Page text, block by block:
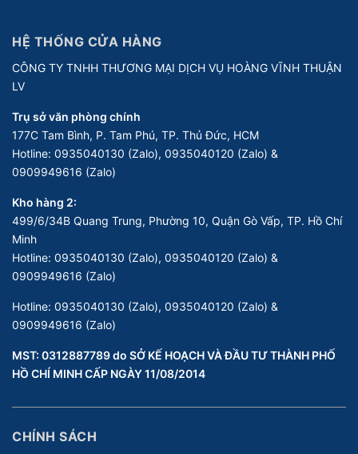
HỆ THỐNG CỬA HÀNG
CÔNG TY TNHH THƯƠNG MẠI DỊCH VỤ HOÀNG VĨNH THUẬN
LV
Trụ sở văn phòng chính
177C Tam Bình, P. Tam Phú, TP. Thủ Đức, HCM
Hotline: 0935040130 (Zalo), 0935040120 (Zalo) &
0909949616 (Zalo)
Kho hàng 2:
499/6/34B Quang Trung, Phường 10, Quận Gò Vấp, TP. Hồ Chí
Minh
Hotline: 0935040130 (Zalo), 0935040120 (Zalo) &
0909949616 (Zalo)
Hotline: 0935040130 (Zalo), 0935040120 (Zalo) &
0909949616 (Zalo)
MST: 0312887789 do SỞ KẾ HOẠCH VÀ ĐẦU TƯ THÀNH PHỐ
HỒ CHÍ MINH CẤP NGÀY 11/08/2014
CHÍNH SÁCH